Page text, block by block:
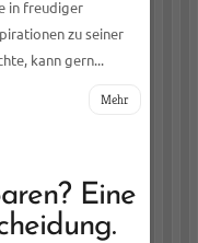
in freudiger
zu seiner
kann gern...
Mehr
Eine